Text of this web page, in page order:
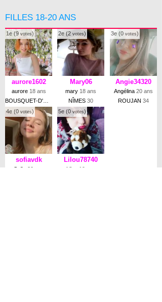
FILLES 18-20 ANS
1e (9 votes)
aurore1602
aurore 18 ans
2e (2 votes)
Mary06
mary 18 ans
NÎMES 30
3e (0 votes)
Angie34320
Angélina 20 ans
ROUJAN 34
4e (0 votes)
sofiavdk
Sofia
20 ans
5e (0 votes)
Lilou78740
Lilou
19 ans